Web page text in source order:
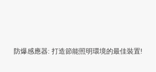
防爆感應器: 打造節能照明環境的最佳裝置!